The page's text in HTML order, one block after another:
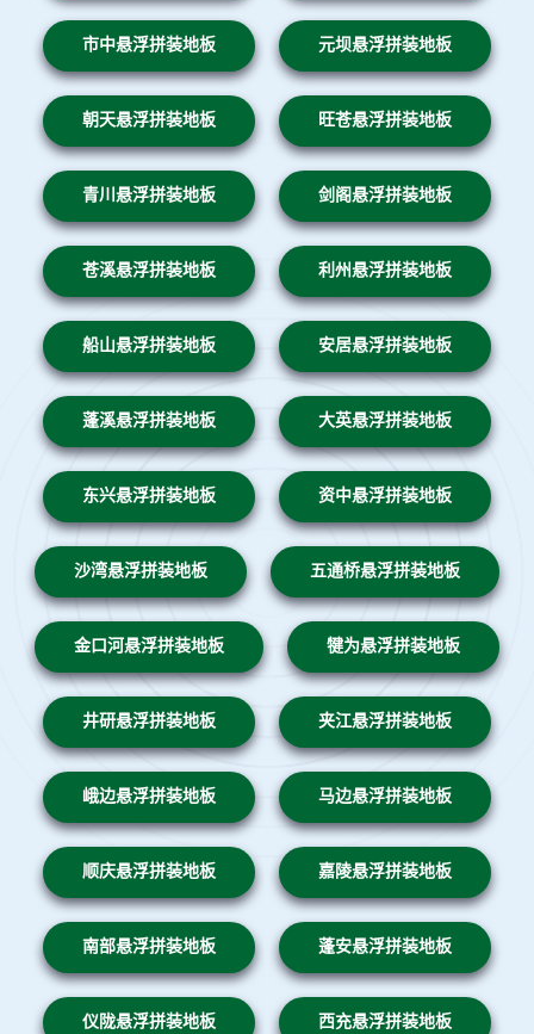
市中悬浮拼装地板 元坝悬浮拼装地板
朝天悬浮拼装地板 旺苍悬浮拼装地板
青川悬浮拼装地板 剑阁悬浮拼装地板
苍溪悬浮拼装地板 利州悬浮拼装地板
船山悬浮拼装地板 安居悬浮拼装地板
蓬溪悬浮拼装地板 大英悬浮拼装地板
东兴悬浮拼装地板 资中悬浮拼装地板
沙湾悬浮拼装地板 五通桥悬浮拼装地板
金口河悬浮拼装地板 犍为悬浮拼装地板
井研悬浮拼装地板 夹江悬浮拼装地板
峨边悬浮拼装地板 马边悬浮拼装地板
顺庆悬浮拼装地板 嘉陵悬浮拼装地板
南部悬浮拼装地板 蓬安悬浮拼装地板
仪陇悬浮拼装地板 西充悬浮拼装地板